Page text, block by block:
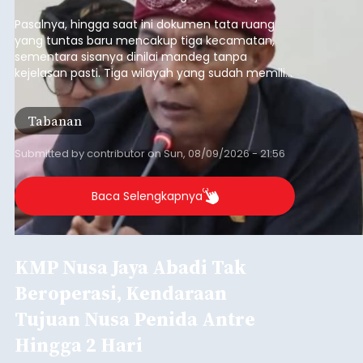
pelaksanaan RTRW.
Pasalnya, hingga saat ini dokumen tata ruang
yang tuntas baru mencakup tiga kecamatan,
sementara sisanya dinilai mandeg tanpa
kejelasan pasti. Tiga wilayah yang sudah memiliki
RDTR tersebut meliputi Kecamatan Kediri,
Tabanan, dan Selemadeg Barat.
Tabanan
Submitted bycontributoronSun, 08/09/2026 - 21:56
Baca Selengkapnya
KMP Nusa Jaya Abadi Tak
Beroperasi, Kendaraan
Tujuan Nusa Penida Antre
Hingga 2 Hari